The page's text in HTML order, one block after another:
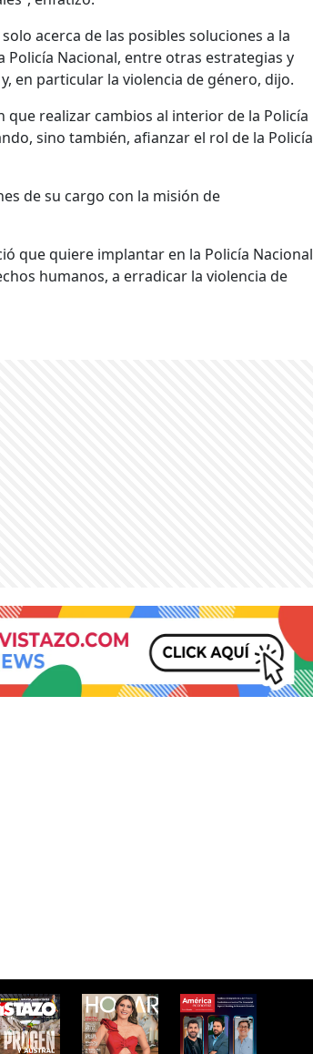
acerca de las posibles soluciones a la
Nacional, entre otras estrategias y
en particular la violencia de género, dijo.
realizar cambios al interior de la Policía
sino también, afianzar el rol de la Policía
de su cargo con la misión de
que quiere implantar en la Policía Nacional
humanos, a erradicar la violencia de